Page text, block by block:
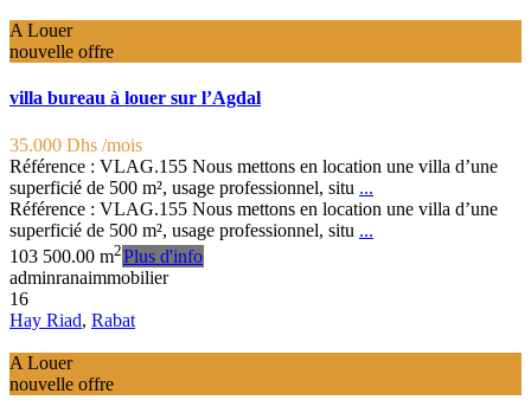
A Louer
nouvelle offre
villa bureau à louer sur l’Agdal
35.000 Dhs /mois
Référence : VLAG.155 Nous mettons en location une villa d’une
superficié de 500 m², usage professionnel, situ ...
Référence : VLAG.155 Nous mettons en location une villa d’une
superficié de 500 m², usage professionnel, situ ...
103 500.00 m2Plus d'info
adminranaimmobilier
16
Hay Riad, Rabat
A Louer
nouvelle offre